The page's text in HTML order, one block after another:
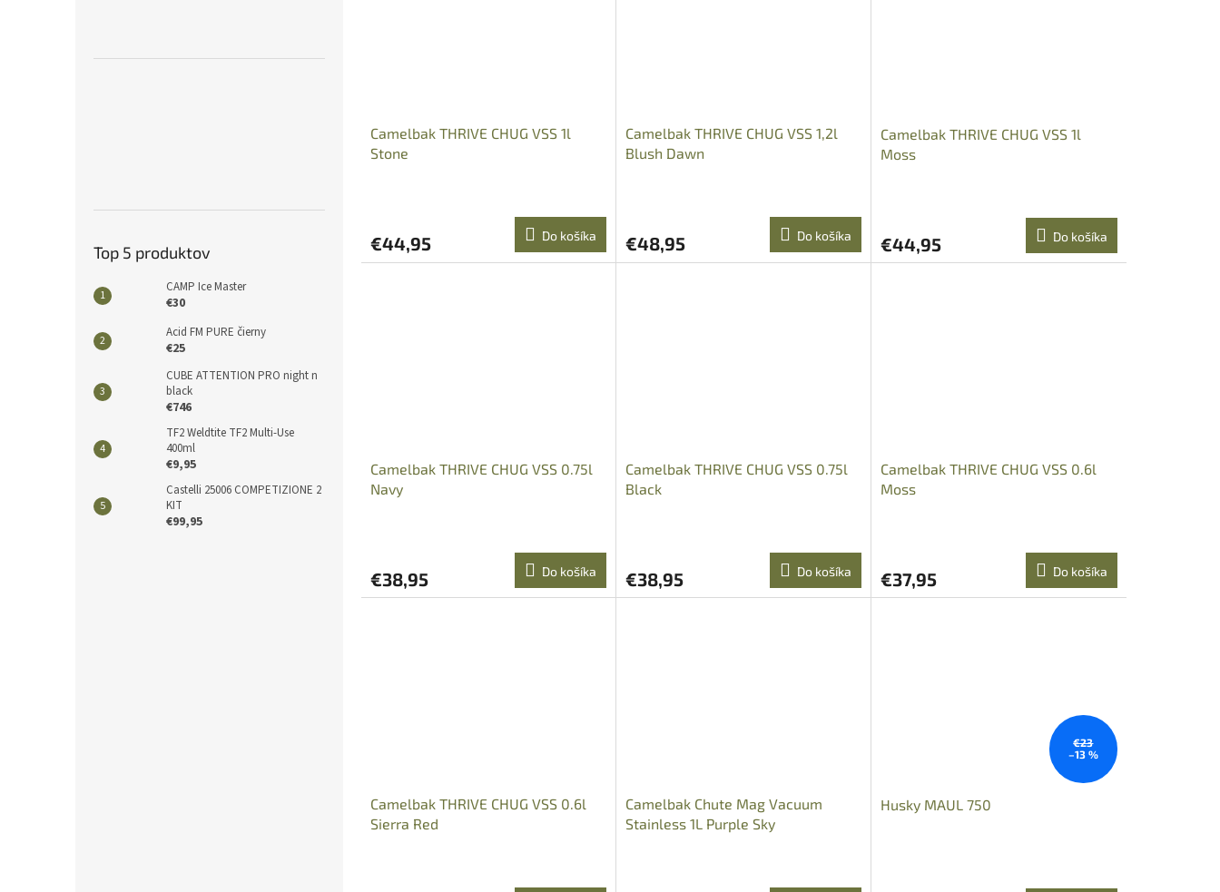
Top 5 produktov
CAMP Ice Master
€30
Acid FM PURE čierny
€25
CUBE ATTENTION PRO night n
black
€746
TF2 Weldtite TF2 Multi-Use
400ml
€9,95
Castelli 25006 COMPETIZIONE 2
KIT
€99,95
Camelbak THRIVE CHUG VSS 1l
Stone
€44,95 Do košíka
Camelbak THRIVE CHUG VSS 1,2l
Blush Dawn
€48,95 Do košíka
Camelbak THRIVE CHUG VSS 1l
Moss
€44,95 Do košíka
Camelbak THRIVE CHUG VSS 0.75l
Navy
€38,95 Do košíka
Camelbak THRIVE CHUG VSS 0.75l
Black
€38,95 Do košíka
Camelbak THRIVE CHUG VSS 0.6l
Moss
€37,95 Do košíka
Camelbak THRIVE CHUG VSS 0.6l
Sierra Red
Camelbak Chute Mag Vacuum
Stainless 1L Purple Sky
€23
–13 %
Husky MAUL 750